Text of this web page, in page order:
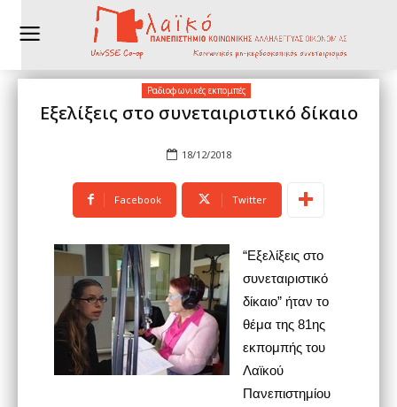
Ραδιοφωνικές εκπομπές
Εξελίξεις στο συνεταιριστικό δίκαιο
18/12/2018
Facebook Twitter
“Εξελίξεις στο
συνεταιριστικό
δίκαιο” ήταν το
θέμα της 81ης
εκπομπής του
Λαϊκού
Πανεπιστημίου